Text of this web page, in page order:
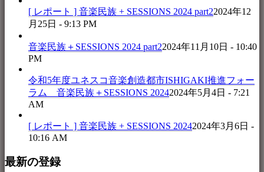
[ レポート ] 音楽民族 + SESSIONS 2024 part22024年12
月25日 - 9:13 PM
音楽民族＋SESSIONS 2024 part22024年11月10日 - 10:40
PM
令和5年度ユネスコ音楽創造都市ISHIGAKI推進フォー
ラム 音楽民族＋SESSIONS 20242024年5月4日 - 7:21
AM
[ レポート ] 音楽民族 + SESSIONS 20242024年3月6日 -
10:16 AM
最新の登録